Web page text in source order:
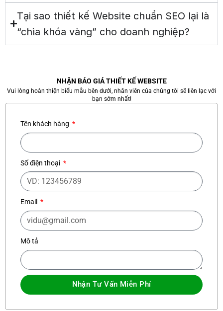
Tại sao thiết kế Website chuẩn SEO lại là
“chìa khóa vàng” cho doanh nghiệp?
NHẬN BÁO GIÁ THIẾT KẾ WEBSITE
Vui lòng hoàn thiện biểu mẫu bên dưới, nhân viên của chúng tôi sẽ liên lạc với
bạn sớm nhất!
Tên khách hàng
Số điện thoại
Email
Mô tả
Nhận Tư Vấn Miễn Phí